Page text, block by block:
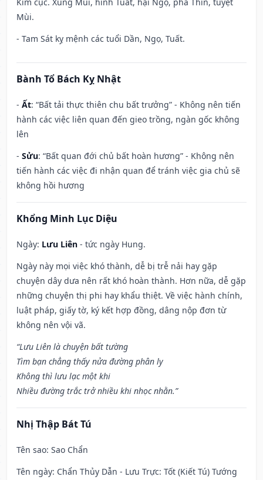
Mùi.
- Tam Sát kỵ mệnh các tuổi Dần, Ngọ, Tuất.
Bành Tổ Bách Kỵ Nhật
- Ất: “Bất tải thực thiên chu bất trưởng” - Không nên tiến
hành các việc liên quan đến gieo trồng, ngàn gốc không
lên
- Sửu: “Bất quan đới chủ bất hoàn hương” - Không nên
tiến hành các việc đi nhận quan để tránh việc gia chủ sẽ
không hồi hương
Khổng Minh Lục Diệu
Ngày: Lưu Liên - tức ngày Hung.
Ngày này mọi việc khó thành, dễ bị trễ nải hay gặp
chuyện dây dưa nên rất khó hoàn thành. Hơn nữa, dễ gặp
những chuyện thị phi hay khẩu thiệt. Về việc hành chính,
luật pháp, giấy tờ, ký kết hợp đồng, dâng nộp đơn từ
không nên vội vã.
“Lưu Liên là chuyện bất tường
Tìm bạn chẳng thấy nửa đường phân ly
Không thì lưu lạc một khi
Nhiều đường trắc trở nhiều khi nhọc nhằn.”
Nhị Thập Bát Tú
Tên sao: Sao Chẩn
Tên ngày: Chẩn Thủy Dẫn - Lưu Trực: Tốt (Kiết Tú) Tướng